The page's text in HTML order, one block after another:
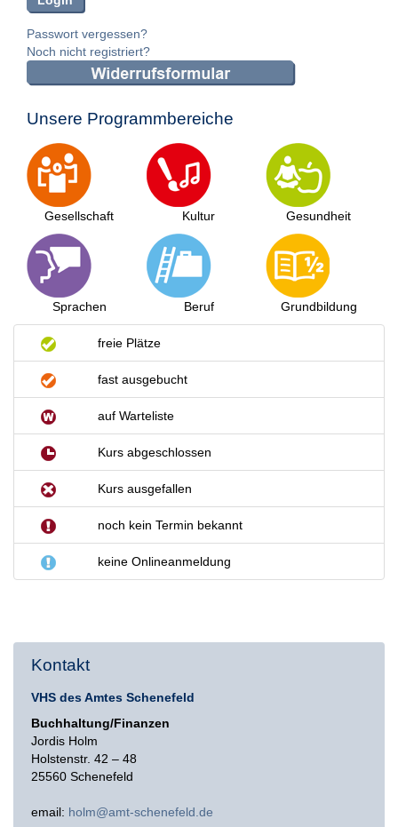
Passwort vergessen?
Noch nicht registriert?
Unsere Programmbereiche
Gesellschaft
Sprachen
Kultur
Beruf
Gesundheit
Grundbildung
freie Plätze
fast ausgebucht
auf Warteliste
Kurs abgeschlossen
Kurs ausgefallen
noch kein Termin bekannt
keine Onlineanmeldung
Kontakt
VHS des Amtes Schenefeld
Buchhaltung/Finanzen
Jordis Holm
Holstenstr. 42 – 48
25560 Schenefeld
email: holm@amt-schenefeld.de